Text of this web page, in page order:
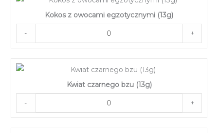
Kokos z owocami egzotycznymi (13g)
- +
Kwiat czarnego bzu (13g)
- +